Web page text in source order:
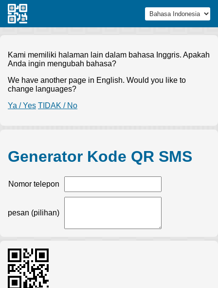
Kami memiliki halaman lain dalam bahasa Inggris. Apakah
Anda ingin mengubah bahasa?
We have another page in English. Would you like to
change languages?
Ya / Yes TIDAK / No
Generator Kode QR SMS
Nomor telepon
pesan (pilihan)